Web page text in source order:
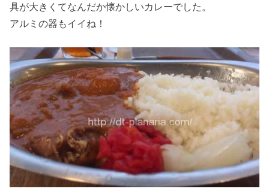
具が大きくてなんだか懐かしいカレーでした。
アルミの器もイイね！